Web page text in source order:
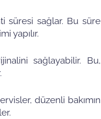
süresi sağlar. Bu süre
yapılır.
sağlayabilir. Bu,
düzenli bakımın